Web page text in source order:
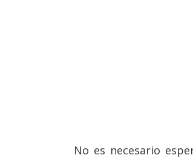
No es necesario